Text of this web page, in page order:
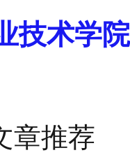
技术学院
章推荐